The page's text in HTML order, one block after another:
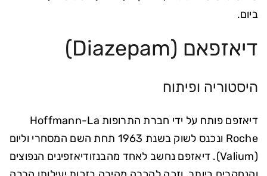
ביום.
דיאזפאם (Diazepam)
היסטוריה ופיתוח
דיאזפם פותח על ידי חברת התרופות Hoffmann-La
Roche ונכנס לשוק בשנת 1963 תחת השם המסחרי וליום
(Valium). דיאזפם נחשב לאחד מהבנזודיאזפינים הנפוצים